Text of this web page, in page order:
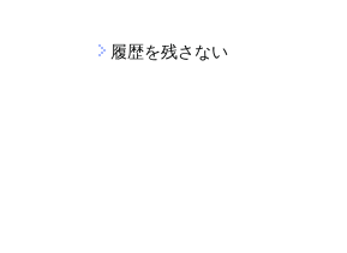
履歴を残さない